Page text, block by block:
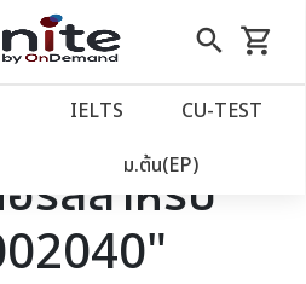
close
search
Skip
to
shopping_cart
รถเข็น
IELTS CU‑TEST
ม.ต้น(EP)
ร์สสำหรับ